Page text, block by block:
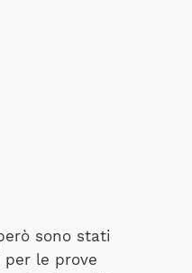
sono stati
le prove